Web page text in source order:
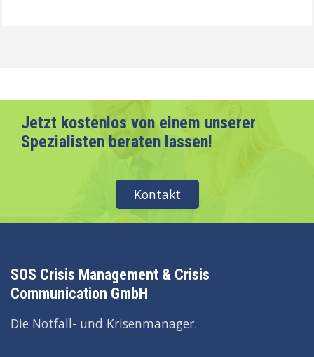
Jetzt kostenlos von einem unserer
Spezialisten beraten lassen!
Kontakt
SOS Crisis Management & Crisis
Communication GmbH
Die Notfall- und Krisenmanager.